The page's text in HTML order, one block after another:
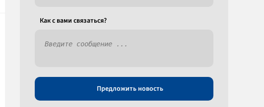
Как c вами связаться?
Предложить новость